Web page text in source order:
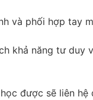
và phối hợp tay
khả năng tư
được sẽ liên